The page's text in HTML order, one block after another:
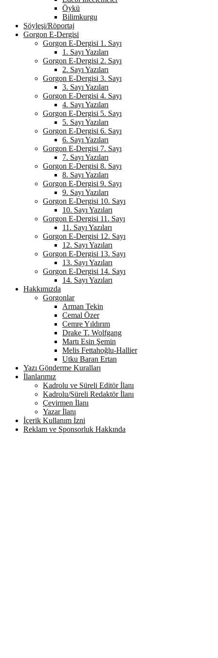
Öykü
Bilimkurgu
Söyleşi/Röportaj
Gorgon E-Dergisi
Gorgon E-Dergisi 1. Sayı
1. Sayı Yazıları
Gorgon E-Dergisi 2. Sayı
2. Sayı Yazıları
Gorgon E-Dergisi 3. Sayı
3. Sayı Yazıları
Gorgon E-Dergisi 4. Sayı
4. Sayı Yazıları
Gorgon E-Dergisi 5. Sayı
5. Sayı Yazıları
Gorgon E-Dergisi 6. Sayı
6. Sayı Yazıları
Gorgon E-Dergisi 7. Sayı
7. Sayı Yazıları
Gorgon E-Dergisi 8. Sayı
8. Sayı Yazıları
Gorgon E-Dergisi 9. Sayı
9. Sayı Yazıları
Gorgon E-Dergisi 10. Sayı
10. Sayı Yazıları
Gorgon E-Dergisi 11. Sayı
11. Sayı Yazıları
Gorgon E-Dergisi 12. Sayı
12. Sayı Yazıları
Gorgon E-Dergisi 13. Sayı
13. Sayı Yazıları
Gorgon E-Dergisi 14. Sayı
14. Sayı Yazıları
Hakkımızda
Gorgonlar
Arman Tekin
Cemal Özer
Cemre Yıldırım
Drake T. Wolfgang
Martı Esin Şemin
Melis Fettahoğlu-Hallier
Utku Baran Ertan
Yazı Gönderme Kuralları
İlanlarımız
Kadrolu ve Süreli Editör İlanı
Kadrolu/Süreli Redaktör İlanı
Çevirmen İlanı
Yazar İlanı
İçerik Kullanım İzni
Reklam ve Sponsorluk Hakkında